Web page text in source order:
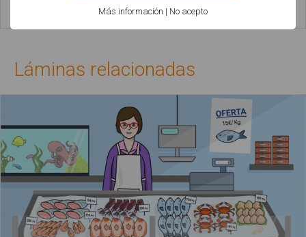
Láminas relacionadas
Más información | No acepto